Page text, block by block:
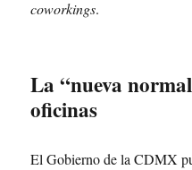
coworkings.
La “nueva
oficinas
El Gobierno de la CDMX